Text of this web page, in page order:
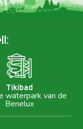
Tikibad
waterpark van de
Benelux